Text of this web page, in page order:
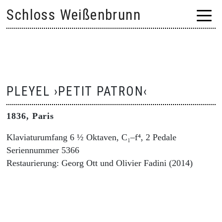
content
Schloss Weißenbrunn
PLEYEL ›PETIT PATRON‹
1836, Paris
Klaviaturumfang 6 ½ Oktaven, C₁–f⁴, 2 Pedale
Seriennummer 5366
Restaurierung: Georg Ott und Olivier Fadini (2014)